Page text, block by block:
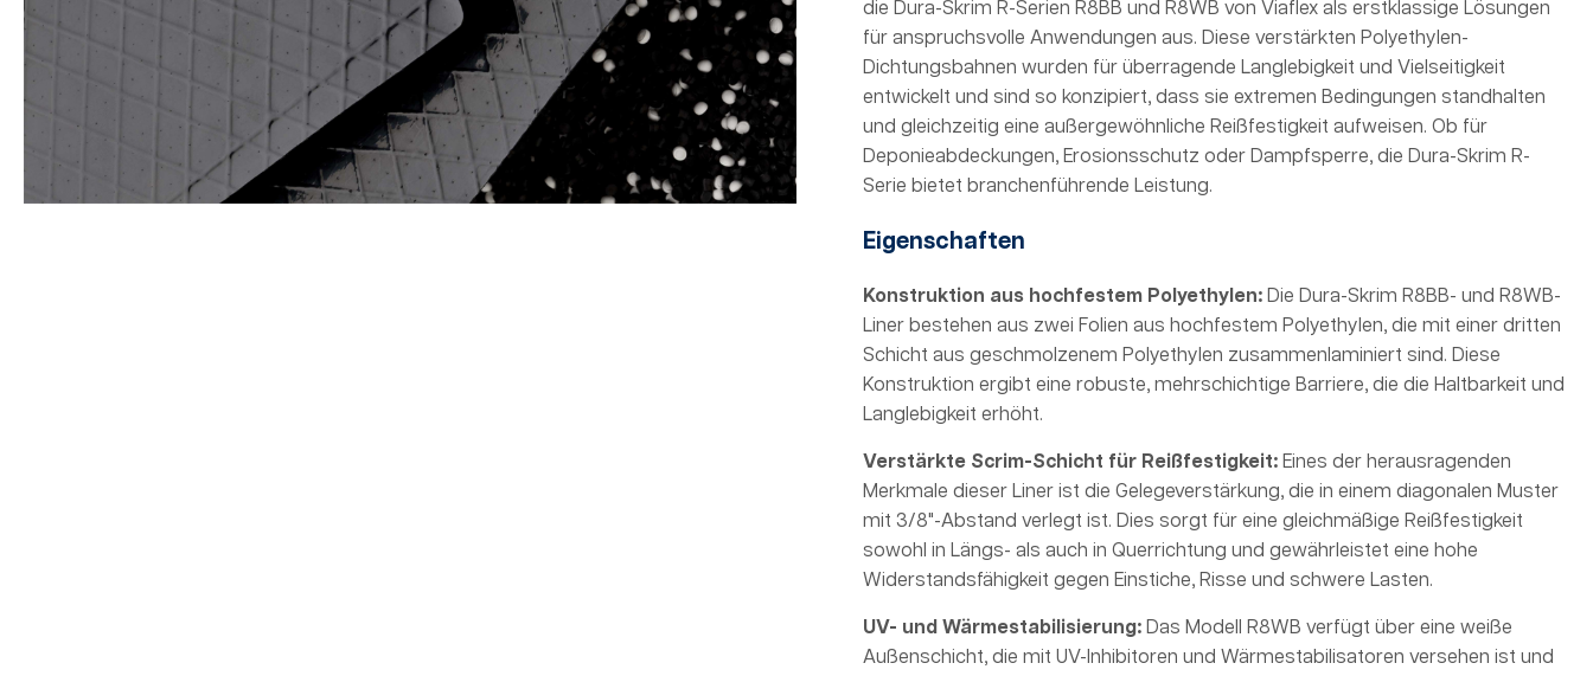
die Dura-Skrim R-Serien R8BB und R8WB von Viaflex als erstklassige Lösungen
für anspruchsvolle Anwendungen aus. Diese verstärkten Polyethylen-
Dichtungsbahnen wurden für überragende Langlebigkeit und Vielseitigkeit
entwickelt und sind so konzipiert, dass sie extremen Bedingungen standhalten
und gleichzeitig eine außergewöhnliche Reißfestigkeit aufweisen. Ob für
Deponieabdeckungen, Erosionsschutz oder Dampfsperre, die Dura-Skrim R-
Serie bietet branchenführende Leistung.
Eigenschaften
Konstruktion aus hochfestem Polyethylen: Die Dura-Skrim R8BB- und R8WB-
Liner bestehen aus zwei Folien aus hochfestem Polyethylen, die mit einer dritten
Schicht aus geschmolzenem Polyethylen zusammenlaminiert sind. Diese
Konstruktion ergibt eine robuste, mehrschichtige Barriere, die die Haltbarkeit und
Langlebigkeit erhöht.
Verstärkte Scrim-Schicht für Reißfestigkeit: Eines der herausragenden
Merkmale dieser Liner ist die Gelegeverstärkung, die in einem diagonalen Muster
mit 3/8"-Abstand verlegt ist. Dies sorgt für eine gleichmäßige Reißfestigkeit
sowohl in Längs- als auch in Querrichtung und gewährleistet eine hohe
Widerstandsfähigkeit gegen Einstiche, Risse und schwere Lasten.
UV- und Wärmestabilisierung: Das Modell R8WB verfügt über eine weiße
Außenschicht, die mit UV-Inhibitoren und Wärmestabilisatoren versehen ist und